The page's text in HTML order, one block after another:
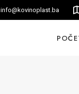
info@kovinoplast.ba